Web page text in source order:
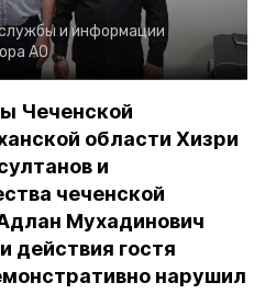
и информации
АО
Чеченской
области Хизри
и
чеченской
Мухадинович
действия гостя
нарушил